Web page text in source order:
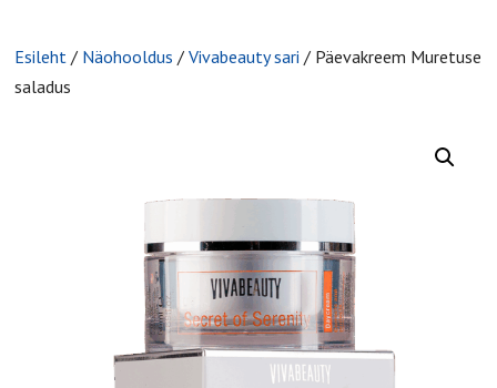
Esileht / Näohooldus /Vivabeauty sari / Päevakreem Muretuse
saladus